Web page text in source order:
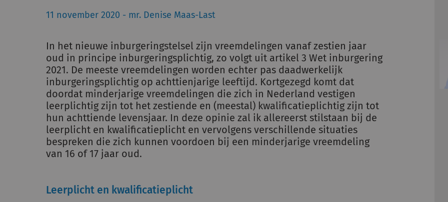
11 november 2020 - mr. Denise Maas-Last
In het nieuwe inburgeringstelsel zijn vreemdelingen vanaf zestien jaar
oud in principe inburgeringsplichtig, zo volgt uit artikel 3 Wet inburgering
2021. De meeste vreemdelingen worden echter pas daadwerkelijk
inburgeringsplichtig op achttienjarige leeftijd. Kortgezegd komt dat
doordat minderjarige vreemdelingen die zich in Nederland vestigen
leerplichtig zijn tot het zestiende en (meestal) kwalificatieplichtig zijn tot
hun achttiende levensjaar. In deze opinie zal ik allereerst stilstaan bij de
leerplicht en kwalificatieplicht en vervolgens verschillende situaties
bespreken die zich kunnen voordoen bij een minderjarige vreemdeling
van 16 of 17 jaar oud.
Leerplicht en kwalificatieplicht